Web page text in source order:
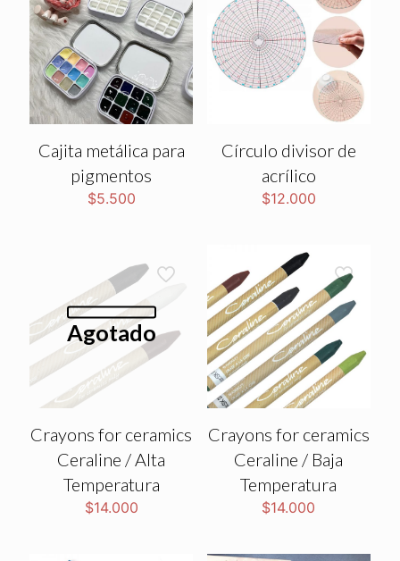
Cajita metálica para
pigmentos
$5.500
Círculo divisor de
acrílico
$12.000
Agotado
Crayons for ceramics
Ceraline / Alta
Temperatura
$14.000
Crayons for ceramics
Ceraline / Baja
Temperatura
$14.000